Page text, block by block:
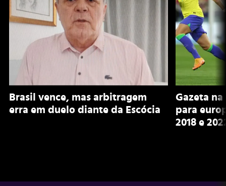
Brasil vence, mas arbitragem
erra em duelo diante da Escócia
Gazeta
para
2018 e